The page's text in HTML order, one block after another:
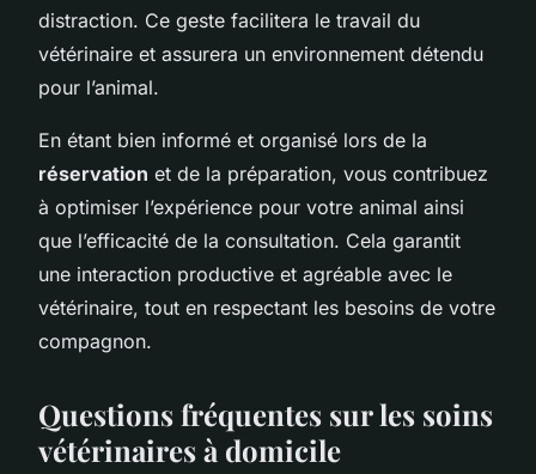
distraction. Ce geste facilitera le travail du
vétérinaire et assurera un environnement détendu
pour l’animal.
En étant bien informé et organisé lors de la
réservation et de la préparation, vous contribuez
à optimiser l’expérience pour votre animal ainsi
que l’efficacité de la consultation. Cela garantit
une interaction productive et agréable avec le
vétérinaire, tout en respectant les besoins de votre
compagnon.
Questions fréquentes sur les soins
vétérinaires à domicile